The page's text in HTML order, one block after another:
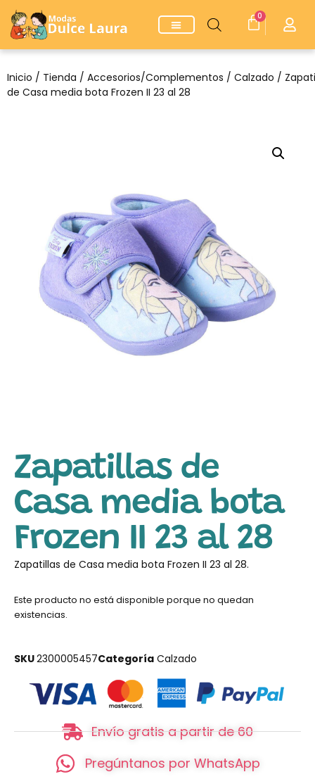
0
Inicio / Tienda / Accesorios/Complementos / Calzado /
de Casa media bota Frozen II 23 al 28
Zapatillas de
Casa media bota
Frozen II 23 al 28
Zapatillas de Casa media bota Frozen II 23 al 28.
Este producto no está disponible porque no quedan
existencias.
SKU2300005457Categoría Calzado
Envío gratis a partir de 60
Pregúntanos por WhatsApp